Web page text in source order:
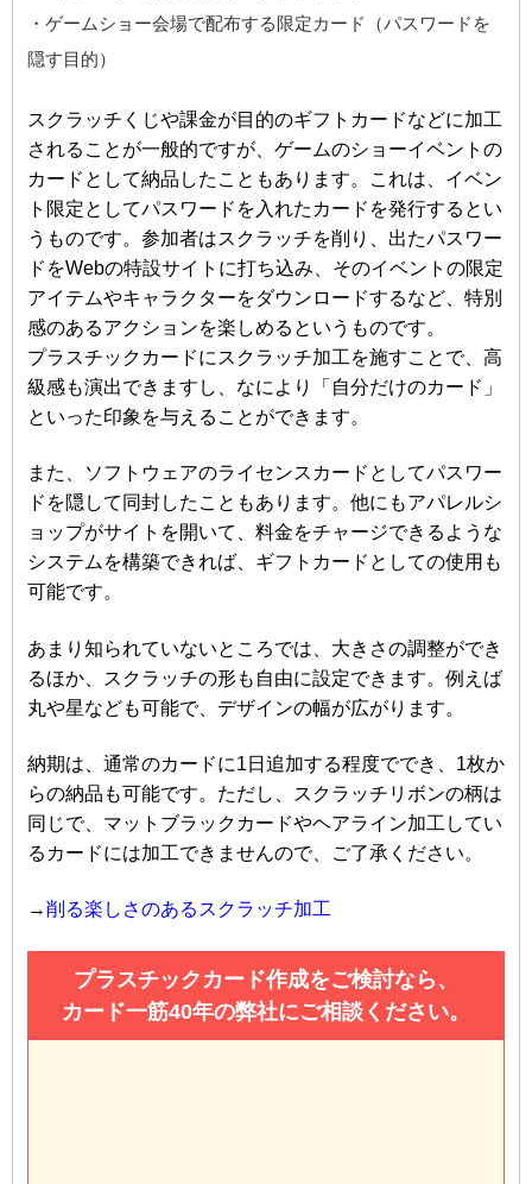
・ゲームショー会場で配布する限定カード（パスワードを
隠す目的）
スクラッチくじや課金が目的のギフトカードなどに加工
されることが一般的ですが、ゲームのショーイベントの
カードとして納品したこともあります。これは、イベン
ト限定としてパスワードを入れたカードを発行するとい
うものです。参加者はスクラッチを削り、出たパスワー
ドをWebの特設サイトに打ち込み、そのイベントの限定
アイテムやキャラクターをダウンロードするなど、特別
感のあるアクションを楽しめるというものです。
プラスチックカードにスクラッチ加工を施すことで、高
級感も演出できますし、なにより「自分だけのカード」
といった印象を与えることができます。
また、ソフトウェアのライセンスカードとしてパスワー
ドを隠して同封したこともあります。他にもアパレルシ
ョップがサイトを開いて、料金をチャージできるような
システムを構築できれば、ギフトカードとしての使用も
可能です。
あまり知られていないところでは、大きさの調整ができ
るほか、スクラッチの形も自由に設定できます。例えば
丸や星なども可能で、デザインの幅が広がります。
納期は、通常のカードに1日追加する程度ででき、1枚か
らの納品も可能です。ただし、スクラッチリボンの柄は
同じで、マットブラックカードやヘアライン加工してい
るカードには加工できませんので、ご了承ください。
→削る楽しさのあるスクラッチ加工
プラスチックカード作成をご検討なら、
カード一筋40年の弊社にご相談ください。